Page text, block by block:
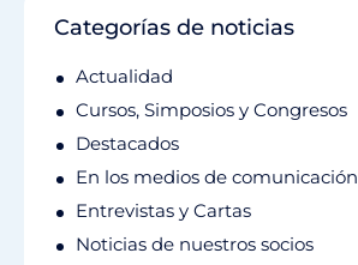
Categorías de noticias
Actualidad
Cursos, Simposios y Congresos
Destacados
En los medios de comunicación
Entrevistas y Cartas
Noticias de nuestros socios